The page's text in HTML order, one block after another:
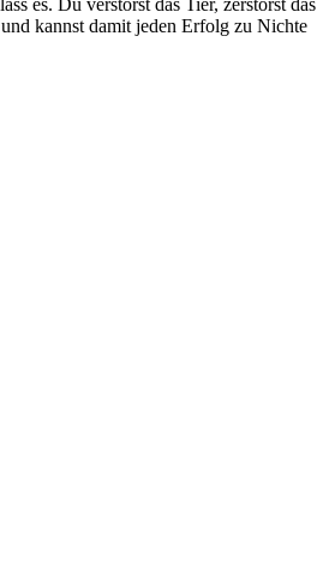
kannst damit jeden Erfolg zu Nichte